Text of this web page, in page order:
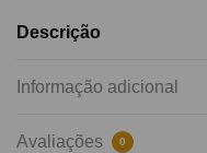
Descrição
Informação adicional
Avaliações 0